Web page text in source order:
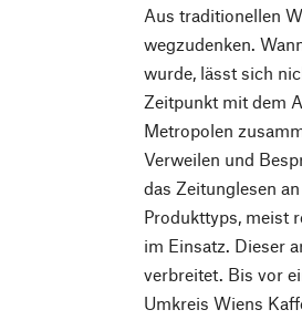
Aus traditionellen
wegzudenken.
wurde, lässt sich
Zeitpunkt mit dem
Metropolen
Verweilen und
das Zeitunglesen
Produkttyps, meist
im Einsatz. Dieser
verbreitet. Bis vor
Umkreis Wiens